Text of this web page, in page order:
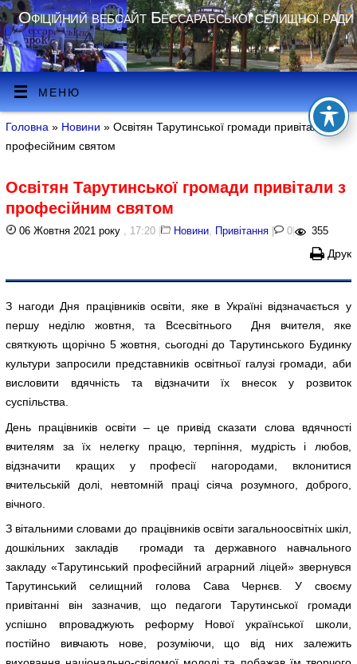
Офіційний вебсайт Бессарабської селищної ради
МЕНЮ
Головна » Новини » Освітян Тарутинської громади привітали з
професійним святом
Освітян Тарутинської громади привітали з
професійним святом
06 Жовтня 2021 року , 17:20 | Новини, Привітання | 0 | 355
Друк
З нагоди Дня працівників освіти, яке в Україні відзначається у
першу неділю жовтня, та Всесвітнього Дня вчителя, яке
святкують щорічно 5 жовтня, сьогодні до Тарутинського Будинку
культури запросили представників освітньої галузі громади, аби
висловити вдячність та відзначити їх внесок у розвиток
суспільства.
День працівників освіти – це привід сказати слова вдячності
вчителям за їх нелегку працю, терпіння, мудрість і любов,
відзначити кращих у професії нагородами, вклонитися
вчительській долі, невтомній праці сіяча розумного, доброго,
вічного.
З вітальними словами до працівників освіти загальноосвітніх шкіл,
дошкільних закладів громади та державного навчального
закладу «Тарутинський професійний аграрний ліцей» звернувся
Тарутинський селищний голова Сава Чернєв. У своєму
привітанні він зазначив, що педагоги Тарутинської громади
успішно впроваджують реформу Нової української школи,
постійно вивчають нове, розуміючи, що від них залежить